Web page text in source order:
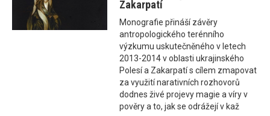
Zakarpatí
Monografie přináší závěry
antropologického terénního
výzkumu uskutečněného v letech
2013-2014 v oblasti ukrajinského
Polesí a Zakarpatí s cílem zmapovat
za využití narativních rozhovorů
dodnes živé projevy magie a víry v
pověry a to, jak se odrážejí v kaž